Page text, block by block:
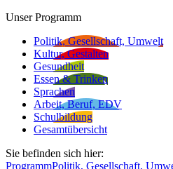
Unser Programm
Politik, Gesellschaft, Umwelt
Kultur, Gestalten
Gesundheit
Essen & Trinken
Sprachen
Arbeit, Beruf, EDV
Schulbildung
Gesamtübersicht
Sie befinden sich hier:
ProgrammPolitik, Gesellschaft,